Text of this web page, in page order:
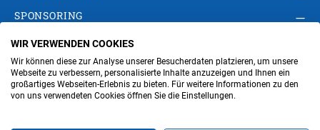
SPONSORING
AGB Privacy Policy
Impressum
Cookie-Einstellungen ändern
Verwaltung
WIR VERWENDEN COOKIES
Wir können diese zur Analyse unserer Besucherdaten platzieren, um unsere
Webseite zu verbessern, personalisierte Inhalte anzuzeigen und Ihnen ein
großartiges Webseiten-Erlebnis zu bieten. Für weitere Informationen zu den
von uns verwendeten Cookies öffnen Sie die Einstellungen.